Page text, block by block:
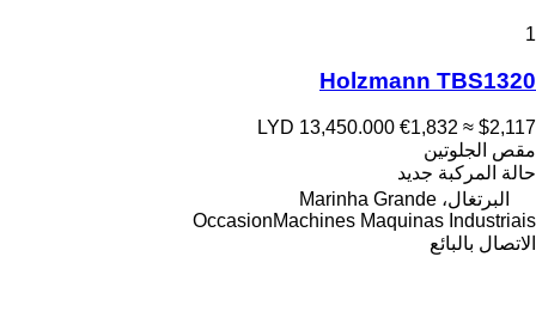
1
Holzmann TBS1320
LYD 13,450.000 €1,832 ≈ $2,117
مقص الجلوتين
حالة المركبة جديد
البرتغال، Marinha Grande
OccasionMachines Maquinas Industriais
الاتصال بالبائع